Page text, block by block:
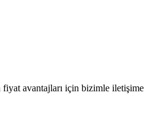
avantajları için bizimle iletişime